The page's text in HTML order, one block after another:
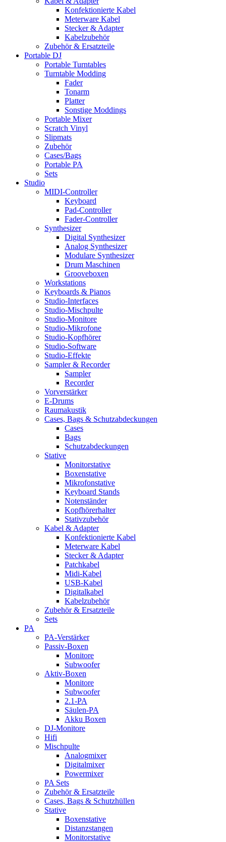
Konfektionierte Kabel
Meterware Kabel
Stecker & Adapter
Kabelzubehör
Zubehör & Ersatzteile
Portable DJ
Portable Turntables
Turntable Modding
Fader
Tonarm
Platter
Sonstige Moddings
Portable Mixer
Scratch Vinyl
Slipmats
Zubehör
Cases/Bags
Portable PA
Sets
Studio
MIDI-Controller
Keyboard
Pad-Controller
Fader-Controller
Synthesizer
Digital Synthesizer
Analog Synthesizer
Modulare Synthesizer
Drum Maschinen
Grooveboxen
Workstations
Keyboards & Pianos
Studio-Interfaces
Studio-Mischpulte
Studio-Monitore
Studio-Mikrofone
Studio-Kopfhörer
Studio-Software
Studio-Effekte
Sampler & Recorder
Sampler
Recorder
Vorverstärker
E-Drums
Raumakustik
Cases, Bags & Schutzabdeckungen
Cases
Bags
Schutzabdeckungen
Stative
Monitorstative
Boxenstative
Mikrofonstative
Keyboard Stands
Notenständer
Kopfhörerhalter
Stativzubehör
Kabel & Adapter
Konfektionierte Kabel
Meterware Kabel
Stecker & Adapter
Patchkabel
Midi-Kabel
USB-Kabel
Digitalkabel
Kabelzubehör
Zubehör & Ersatzteile
Sets
PA
PA-Verstärker
Passiv-Boxen
Monitore
Subwoofer
Aktiv-Boxen
Monitore
Subwoofer
2.1-PA
Säulen-PA
Akku Boxen
DJ-Monitore
Hifi
Mischpulte
Analogmixer
Digitalmixer
Powermixer
PA Sets
Zubehör & Ersatzteile
Cases, Bags & Schutzhüllen
Stative
Boxenstative
Distanzstangen
Monitorstative